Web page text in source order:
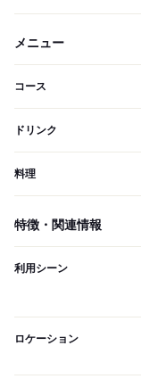
メニュー
コース
ドリンク
料理
特徴・関連情報
利用シーン
ロケーション